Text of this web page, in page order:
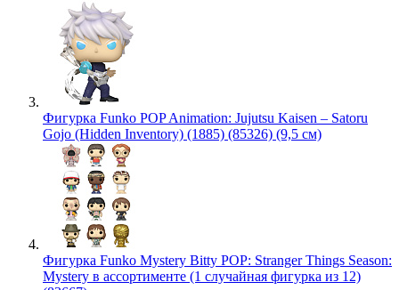
Фигурка Funko POP Animation: Jujutsu Kaisen – Satoru
Gojo (Hidden Inventory) (1885) (85326) (9,5 см)
Фигурка Funko Mystery Bitty POP: Stranger Things Season:
Mystery в ассортименте (1 случайная фигурка из 12)